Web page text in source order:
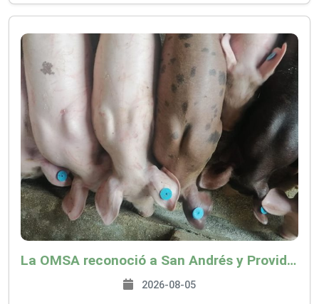
La OMSA reconoció a San Andrés y Providencia como zona libre de Peste Porcina Clásica (PPC)
2026-08-05